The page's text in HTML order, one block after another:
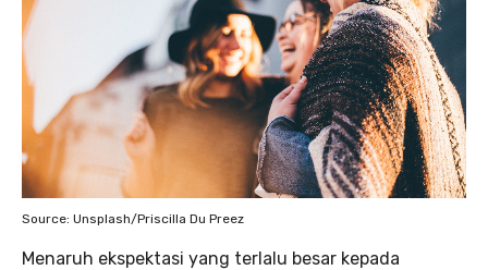
Source: Unsplash/Priscilla Du Preez
Menaruh ekspektasi yang terlalu besar kepada